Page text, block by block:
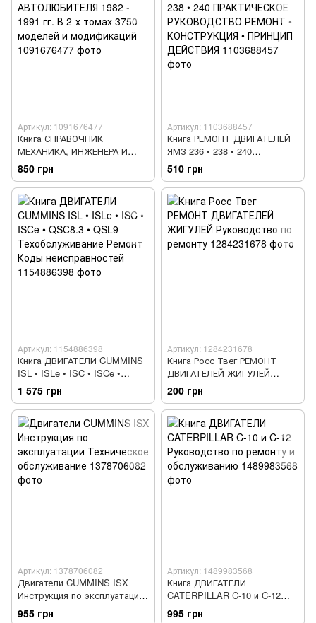
Артикул: 1091676477
Книга СПРАВОЧНИК
МЕХАНИКА, ИНЖЕНЕРА И
АВТОЛЮБИТЕЛЯ 1982 - 1991
гг. В 2-х томах 3750 моделей
и модификаций
850 грн
Артикул: 1103688457
Книга РЕМОНТ ДВИГАТЕЛЕЙ
ЯМЗ 236 • 238 • 240
ПРАКТИЧЕСКОЕ
РУКОВОДСТВО РЕМОНТ •
КОНСТРУКЦИЯ • ПРИНЦИП
ДЕЙСТВИЯ
510 грн
Артикул: 1154886398
Книга ДВИГАТЕЛИ CUMMINS
ISL • ISLe • ISC • ISCe •
QSC8.3 • QSL9
Техобслуживание Ремонт
Коды неисправностей
1 575 грн
Артикул: 1284231678
Книга Росс Твег РЕМОНТ
ДВИГАТЕЛЕЙ ЖИГУЛЕЙ
Руководство по ремонту
200 грн
Артикул: 1378706082
Двигатели CUMMINS ISX
Инструкция по эксплуатации
Техническое обслуживание
955 грн
Артикул: 1489983568
Книга ДВИГАТЕЛИ
CATERPILLAR C-10 и C-12
Руководство по ремонту и
995 грн